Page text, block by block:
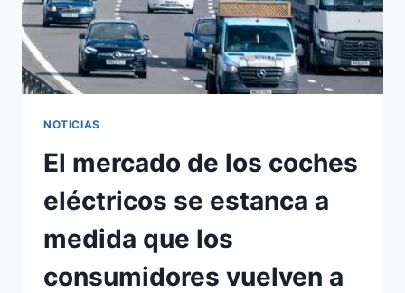
NOTICIAS
El mercado de los coches
eléctricos se estanca a
medida que los
consumidores vuelven a